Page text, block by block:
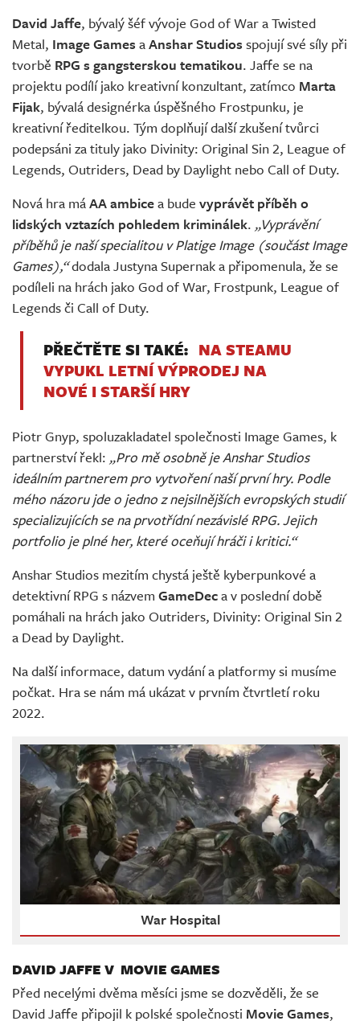
Živě
David Jaffe, bývalý šéf vývoje God of War a Twisted
Metal, Image Games aAnshar Studios spojují své síly při
tvorbě RPG s gangsterskou tematikou. Jaffe se na
projektu podílí jako kreativní konzultant, zatímco Marta
Fijak, bývalá designérka úspěšného Frostpunku, je
kreativní ředitelkou. Tým doplňují další zkušení tvůrci
podepsáni za tituly jako Divinity: Original Sin 2, League of
Legends, Outriders, Dead by Daylight nebo Call of Duty.
Nová hra máAA ambicea bude vyprávět příběh o
lidských vztazích pohledem kriminálek. „Vyprávění
příběhů je naší specialitou v Platige Image (součást Image
Games),“dodala Justyna Supernak a připomenula, že se
podíleli na hrách jako God of War, Frostpunk, League of
Legends či Call of Duty.
PŘEČTĚTE SI TAKÉ: NA STEAMU
VYPUKL LETNÍ VÝPRODEJ NA
NOVÉ I STARŠÍ HRY
Piotr Gnyp, spoluzakladatel společnosti Image Games, k
partnerství řekl: „Pro mě osobně je Anshar Studios
ideálním partnerem pro vytvoření naší první hry. Podle
mého názoru jde o jedno z nejsilnějších evropských studií
specializujících se na prvotřídní nezávislé RPG. Jejich
portfolio je plné her, které oceňují hráči i kritici.“
Anshar Studios mezitím chystá ještě kyberpunkové a
detektivní RPG s názvem GameDeca v poslední době
pomáhali na hrách jako Outriders, Divinity: Original Sin 2
a Dead by Daylight.
Na další informace, datum vydání a platformy si musíme
počkat. Hra se nám má ukázat v prvním čtvrtletí roku
2022.
War Hospital
DAVID JAFFE V MOVIE GAMES
Před necelými dvěma měsíci jsme se dozvěděli, že se
David Jaffe připojil k polské společnosti Movie Games,